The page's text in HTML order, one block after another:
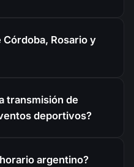
Rosario y
transmisión de
deportivos?
argentino?